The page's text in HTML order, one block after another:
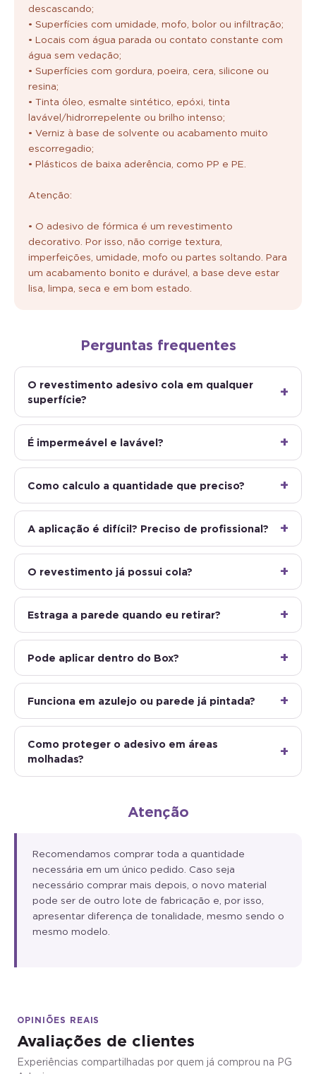
descascando;
• Superfícies com umidade, mofo, bolor ou infiltração;
• Locais com água parada ou contato constante com
água sem vedação;
• Superfícies com gordura, poeira, cera, silicone ou
resina;
• Tinta óleo, esmalte sintético, epóxi, tinta
lavável/hidrorrepelente ou brilho intenso;
• Verniz à base de solvente ou acabamento muito
escorregadio;
• Plásticos de baixa aderência, como PP e PE.
Atenção:
• O adesivo de fórmica é um revestimento
decorativo. Por isso, não corrige textura,
imperfeições, umidade, mofo ou partes soltando. Para
um acabamento bonito e durável, a base deve estar
lisa, limpa, seca e em bom estado.
Perguntas frequentes
O revestimento adesivo cola em qualquer
superfície?
É impermeável e lavável?
Como calculo a quantidade que preciso?
A aplicação é difícil? Preciso de profissional?
O revestimento já possui cola?
Estraga a parede quando eu retirar?
Pode aplicar dentro do Box?
Funciona em azulejo ou parede já pintada?
Como proteger o adesivo em áreas
molhadas?
Atenção
Recomendamos comprar toda a quantidade
necessária em um único pedido. Caso seja
necessário comprar mais depois, o novo material
pode ser de outro lote de fabricação e, por isso,
apresentar diferença de tonalidade, mesmo sendo o
mesmo modelo.
OPINIÕES REAIS
Avaliações de clientes
Experiências compartilhadas por quem já comprou na PG